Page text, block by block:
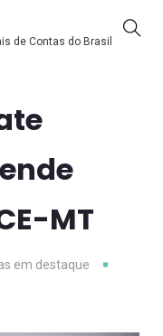
de Contas do Brasil
MT
em destaque